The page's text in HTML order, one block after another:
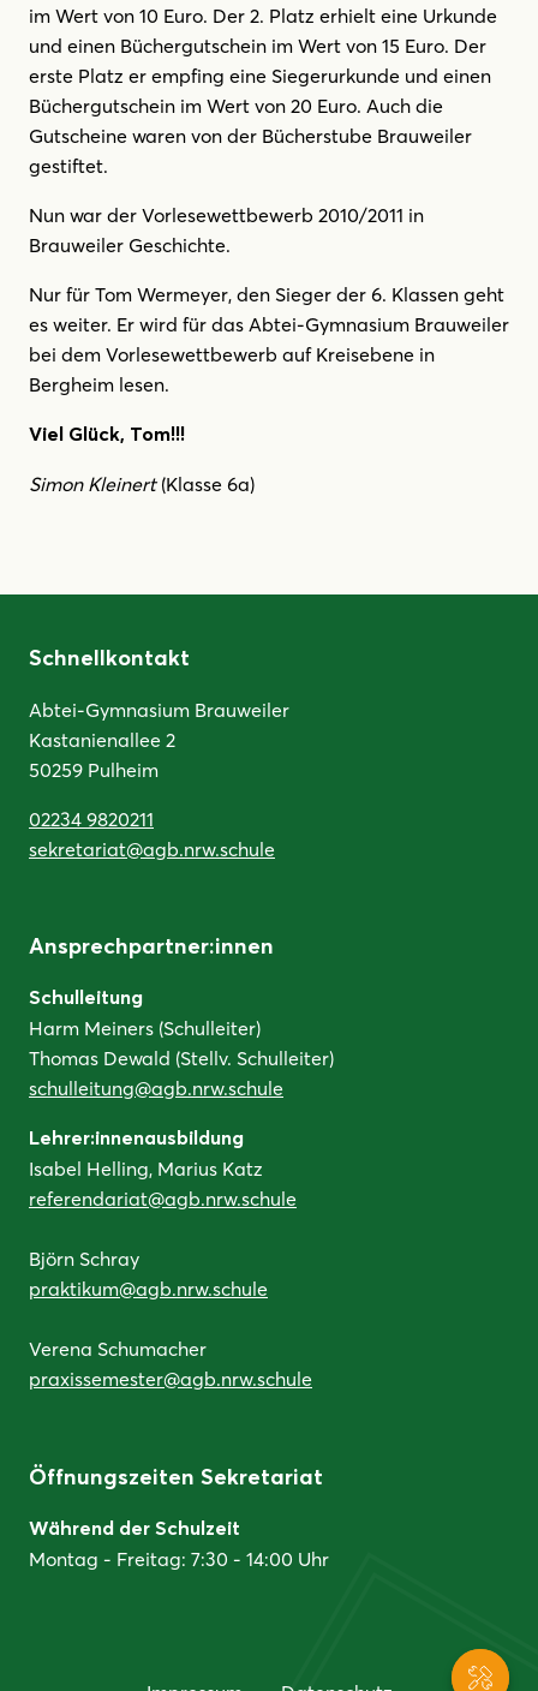
im Wert von 10 Euro. Der 2. Platz erhielt eine Urkunde
und einen Büchergutschein im Wert von 15 Euro. Der
erste Platz er empfing eine Siegerurkunde und einen
Büchergutschein im Wert von 20 Euro. Auch die
Gutscheine waren von der Bücherstube Brauweiler
gestiftet.
Nun war der Vorlesewettbewerb 2010/2011 in
Brauweiler Geschichte.
Nur für Tom Wermeyer, den Sieger der 6. Klassen geht
es weiter. Er wird für das Abtei-Gymnasium Brauweiler
bei dem Vorlesewettbewerb auf Kreisebene in
Bergheim lesen.
Viel Glück, Tom!!!
Simon Kleinert(Klasse 6a)
Schnellkontakt
Abtei-Gymnasium Brauweiler
Kastanienallee 2
50259 Pulheim
02234 9820211
sekretariat@agb.nrw.schule
Ansprechpartner:innen
Schulleitung
Harm Meiners (Schulleiter)
Thomas Dewald (Stellv. Schulleiter)
schulleitung@agb.nrw.schule
Lehrer:innenausbildung
Isabel Helling, Marius Katz
referendariat@agb.nrw.schule
Björn Schray
praktikum@agb.nrw.schule
Verena Schumacher
praxissemester@agb.nrw.schule
Öffnungszeiten Sekretariat
Während der Schulzeit
Montag - Freitag: 7:30 - 14:00 Uhr